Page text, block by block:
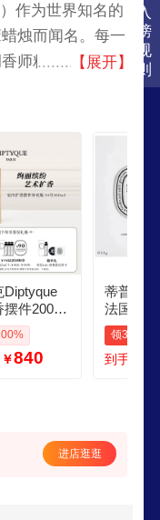
入
榜
规
则
作为世界知名的
烛而闻名。每一
师精心调制，选
不仅是家居装饰
征。
【展开】
Diptyque
件200ml
摆件 情
生日礼物
内扩香摆
￥840
蒂普提
法国车
车载扩
曼大道
物送爱
领30元券
到手价：
进店逛逛